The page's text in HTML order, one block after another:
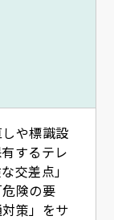
や標識設
するテレ
交差点」
険の要
策」をサ